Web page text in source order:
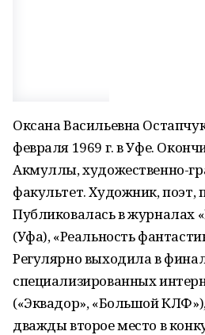
Оксана Васильевна
февраля 1969 г. в Уфе.
Акмуллы, художественно-
факультет. Художник, поэт,
Публиковалась в журналах
(Уфа), «Реальность
Регулярно выходила в
специализированных
(«Эквадор», «Большой
дважды второе место в